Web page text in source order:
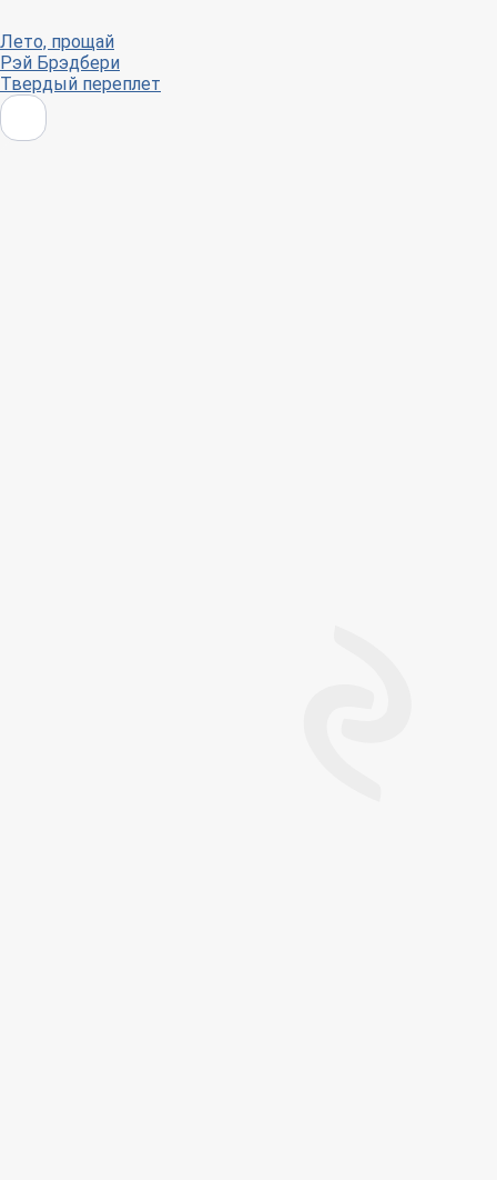
Лето, прощай
Рэй Брэдбери
Твердый переплет